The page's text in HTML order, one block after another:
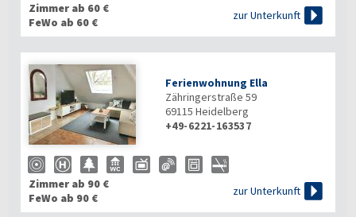
Zimmer ab 60 €
FeWo ab 60 €
zur Unterkunft 
Ferienwohnung Ella
Zähringerstraße 59
69115 Heidelberg
+49-6221-163537
Zimmer ab 90 €
FeWo ab 90 €
zur Unterkunft 